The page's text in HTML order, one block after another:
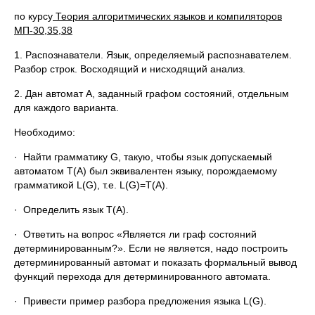
по курсу Теория алгоритмических языков и компиляторов
МП-30,35,38
1. Распознаватели. Язык, определяемый распознавателем.
Разбор строк. Восходящий и нисходящий анализ.
2. Дан автомат А, заданный графом состояний, отдельным
для каждого варианта.
Необходимо:
· Найти грамматику G, такую, чтобы язык допускаемый
автоматом T(A) был эквивалентен языку, порождаемому
грамматикой L(G), т.е. L(G)=T(A).
· Определить язык Т(А).
· Ответить на вопрос «Является ли граф состояний
детерминированным?». Если не является, надо построить
детерминированный автомат и показать формальный вывод
функций перехода для детерминированного автомата.
· Привести пример разбора предложения языка L(G).